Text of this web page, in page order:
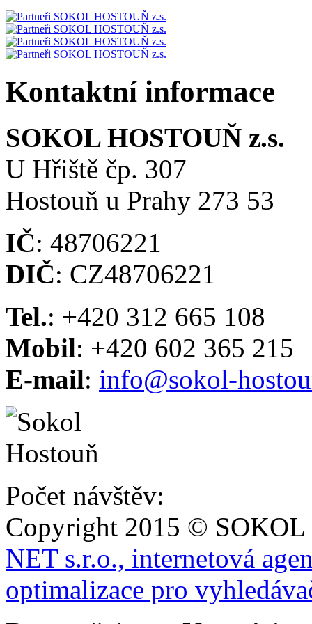
Kontaktní informace
SOKOL HOSTOUŇ z.s.
U Hřiště čp. 307
Hostouň u Prahy 273 53
IČ: 48706221
DIČ: CZ48706221
Tel.: +420 312 665 108
Mobil: +420 602 365 215
E-mail: info@sokol-
Počet návštěv:
Copyright 2015 ©
NET s.r.o., internetová
optimalizace pro